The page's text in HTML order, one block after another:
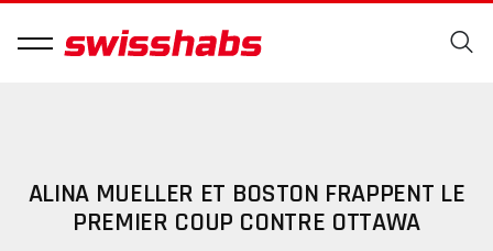
ALINA MUELLER ET BOSTON FRAPPENT LE
PREMIER COUP CONTRE OTTAWA